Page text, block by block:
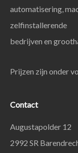
automatisering,
zelfinstallerende
bedrijven en
Prijzen zijn onder
Contact
Augustapolder 12
2992 SR